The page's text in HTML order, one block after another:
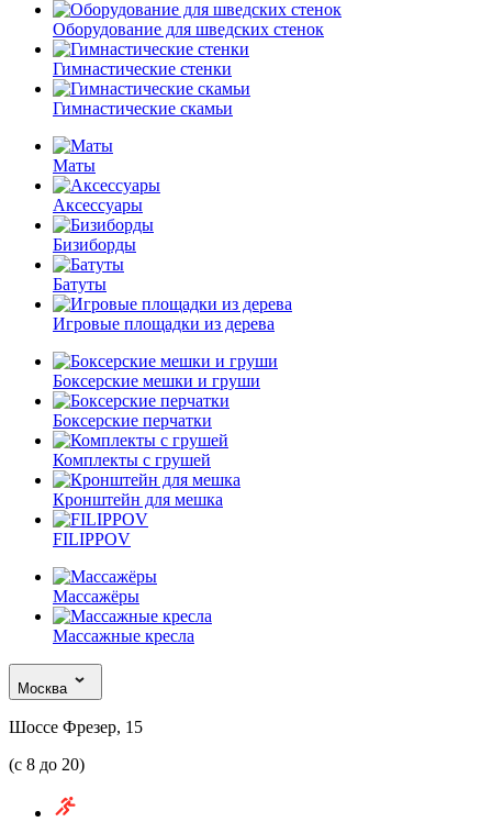
Оборудование для шведских стенок
Гимнастические стенки
Гимнастические скамьи
Маты
Аксессуары
Бизиборды
Батуты
Игровые площадки из дерева
Боксерские мешки и груши
Боксерские перчатки
Комплекты с грушей
Кронштейн для мешка
FILIPPOV
Массажёры
Массажные кресла
Москва
Шоссе Фрезер, 15
(с 8 до 20)